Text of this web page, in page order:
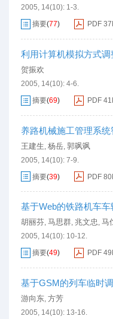
2005, 14(10): 1-3.
摘要(77) PDF
利用计算机模拟方式
贺振欢
2005, 14(10): 4-6.
摘要(69) PDF
养路机械施工管理系
王建生 杨岳 郭飒飒
2005, 14(10): 7-9.
摘要(39) PDF
基于Web的铁路机车
胡丽芬, 马思群, 兆文忠, 马
2005, 14(10): 10-12.
摘要(49) PDF
基于GSM的列车临时
游向东, 方芳
2005, 14(10): 13-16.